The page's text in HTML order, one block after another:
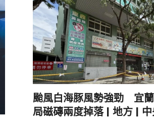
颱風白海豚風勢強勁 宜
局磁磚兩度掉落 | 地方 | 中